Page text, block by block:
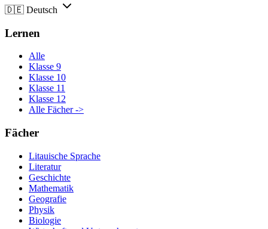
🇩🇪 Deutsch
Lernen
Alle
Klasse 9
Klasse 10
Klasse 11
Klasse 12
Alle Fächer ->
Fächer
Litauische Sprache
Literatur
Geschichte
Mathematik
Geografie
Physik
Biologie